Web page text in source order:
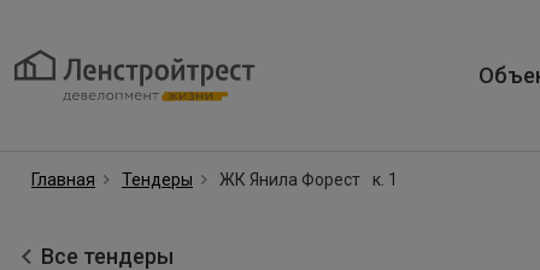
Главная Тендеры ЖК Янила Форест к. 1
Все тендеры